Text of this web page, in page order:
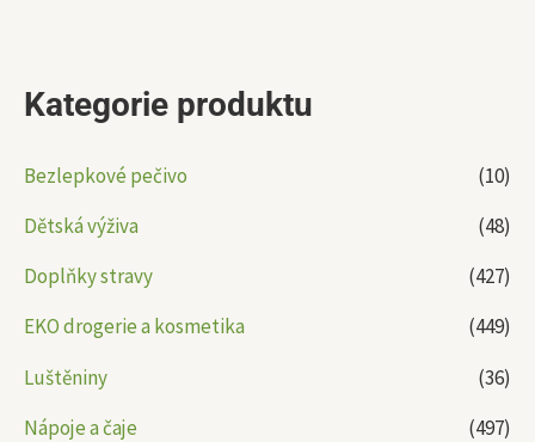
Kategorie produktu
Bezlepkové pečivo
(10)
Dětská výživa
(48)
Doplňky stravy
(427)
EKO drogerie a kosmetika
(449)
Luštěniny
(36)
Nápoje a čaje
(497)